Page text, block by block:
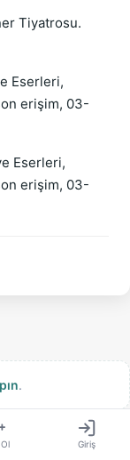
Tiyatrosu.
Eserleri,
erişim, 03-
Eserleri,
erişim, 03-
.
Giriş